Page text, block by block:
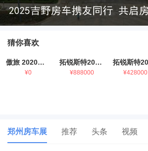
猜你喜欢
傲旅 2020金旅国六海狮房车
¥0
拓锐斯特2021款进口依维柯房车
¥888000 ¥428000
郑州房车展 推荐 头条 视频